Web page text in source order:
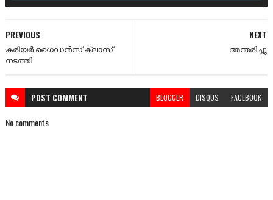
NEXT
അന്തരിച്ചു
PREVIOUS
കരിയർ ഗൈഡൻസ് ക്ലാസ്
നടത്തി.
POST COMMENT BLOGGER DISQUS FACEBOOK
No comments